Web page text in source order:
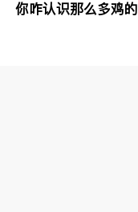
你咋认识那么多鸡的